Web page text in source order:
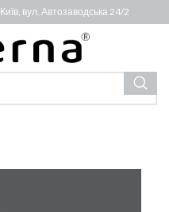
Київ, вул. Автозаводська 24/2